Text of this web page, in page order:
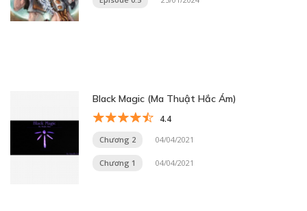
Black Magic (Ma Thuật Hắc Ám)
4.4
Chương 2 04/04/2021
Chương 1 04/04/2021